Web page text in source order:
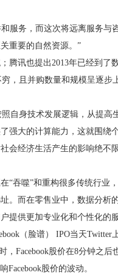
服务，而这次将远离服务
重要的自然资源。”
讯也提出2013年已经到了
，且并购数量和规模呈逐
自身技术发展逻辑，从提
强大的计算能力，这就围
会经济生活产生的影响绝
“吞噬”和重构很多传统行
。而在零售业中，数据分
提供更加专业化和个性化的服
（脸谱） IPO当天
，Facebook股价在8分钟之
股价的波动。